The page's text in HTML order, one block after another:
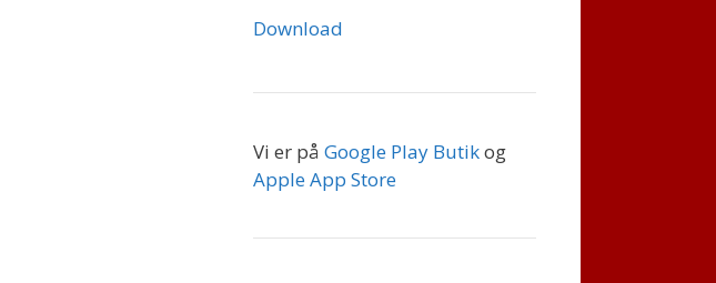
Download
Vi er på Google Play Butikog
Apple App Store